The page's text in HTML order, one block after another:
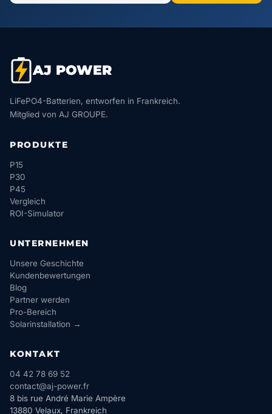
AJ POWER
LiFePO4-Batterien, entworfen in Frankreich.
Mitglied von AJ GROUPE.
PRODUKTE
P15
P30
P45
Vergleich
ROI-Simulator
UNTERNEHMEN
Unsere Geschichte
Kundenbewertungen
Blog
Partner werden
Pro-Bereich
Solarinstallation →
KONTAKT
04 42 78 69 52
contact@aj-power.fr
8 bis rue André Marie Ampère
13880 Velaux, Frankreich